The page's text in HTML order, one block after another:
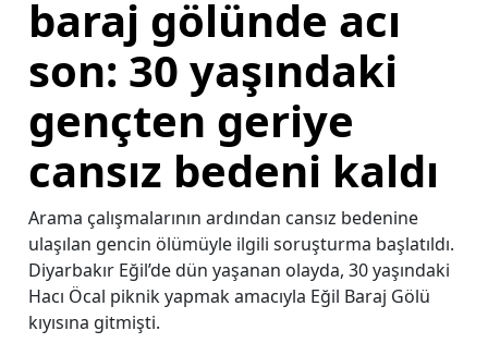
baraj gölünde acı
son: 30 yaşındaki
gençten geriye
cansız bedeni kaldı
Arama çalışmalarının ardından cansız bedenine
ulaşılan gencin ölümüyle ilgili soruşturma başlatıldı.
Diyarbakır Eğil’de dün yaşanan olayda, 30 yaşındaki
Hacı Öcal piknik yapmak amacıyla Eğil Baraj Gölü
kıyısına gitmişti.